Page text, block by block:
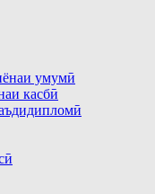
умумӣ
касбӣ